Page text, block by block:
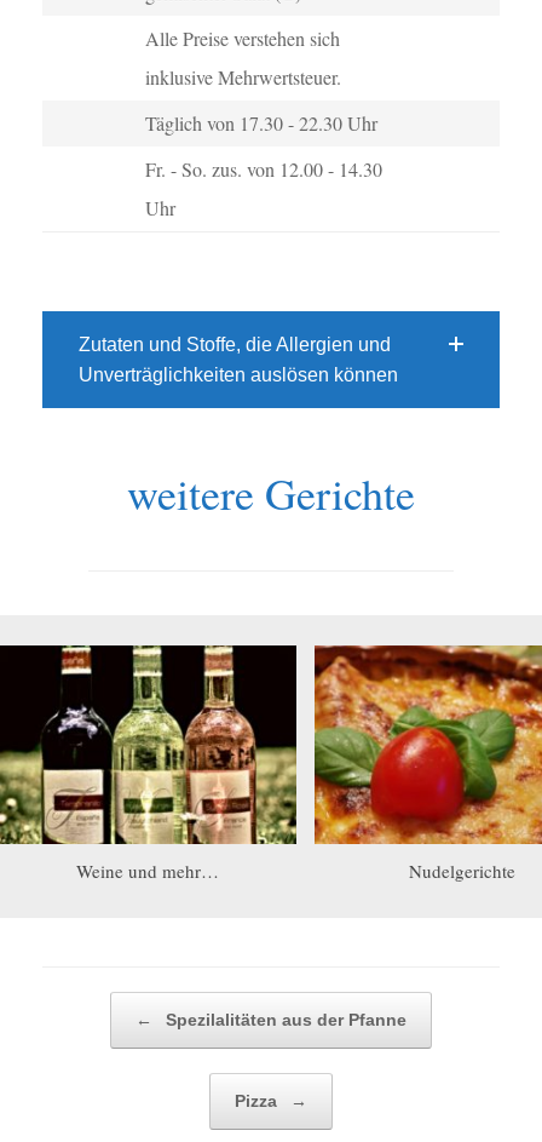
Alle Preise verstehen sich
inklusive Mehrwertsteuer.
Täglich von 17.30 - 22.30 Uhr
Fr. - So. zus. von 12.00 - 14.30
Uhr
Zutaten und Stoffe, die Allergien und
Unverträglichkeiten auslösen können
weitere Gerichte
Weine und mehr… Nudelgerichte
← Spezilalitäten aus der Pfanne
Pizza →